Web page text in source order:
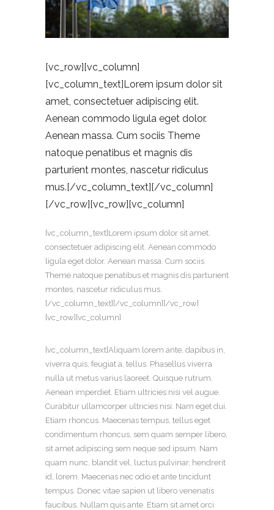
[vc_row][vc_column]
[vc_column_text]Lorem ipsum dolor sit
amet, consectetuer adipiscing elit.
Aenean commodo ligula eget dolor.
Aenean massa. Cum sociis Theme
natoque penatibus et magnis dis
parturient montes, nascetur ridiculus
mus.[/vc_column_text][/vc_column]
[/vc_row][vc_row][vc_column]
[vc_column_text]Lorem ipsum dolor sit amet,
consectetuer adipiscing elit. Aenean commodo
ligula eget dolor. Aenean massa. Cum sociis
Theme natoque penatibus et magnis dis parturient
montes, nascetur ridiculus mus.
[/vc_column_text][/vc_column][/vc_row]
[vc_row][vc_column]
[vc_column_text]Aliquam lorem ante, dapibus in,
viverra quis, feugiat a, tellus. Phasellus viverra
nulla ut metus varius laoreet. Quisque rutrum.
Aenean imperdiet. Etiam ultricies nisi vel augue.
Curabitur ullamcorper ultricies nisi. Nam eget dui.
Etiam rhoncus. Maecenas tempus, tellus eget
condimentum rhoncus, sem quam semper libero,
sit amet adipiscing sem neque sed ipsum. Nam
quam nunc, blandit vel, luctus pulvinar, hendrerit
id, lorem. Maecenas nec odio et ante tincidunt
tempus. Donec vitae sapien ut libero venenatis
faucibus. Nullam quis ante. Etiam sit amet orci